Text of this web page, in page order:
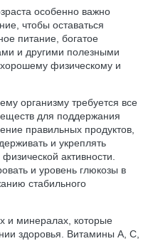
особенно важно
чтобы оставаться
питание, богатое
и другими полезными
физическому и
организму требуется все
для поддержания
правильных продуктов,
и укреплять
активности.
и уровень глюкозы в
стабильного
и минералах, которые
здоровья. Витамины A, C,